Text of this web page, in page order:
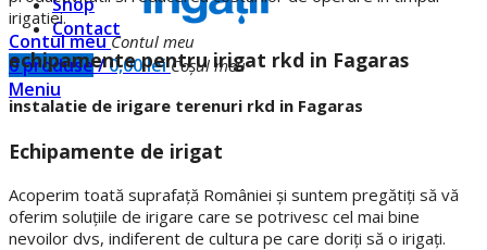
Contul meuContul meu
0produse/0,00lei Coşul meu
Meniu
Contact
irigatiei.
echipamente pentru irigat rkd in Fagaras
instalatie de irigare terenuri rkd in Fagaras
Echipamente de irigat
Acoperim toată suprafață României și suntem pregătiți să vă
oferim soluțiile de irigare care se potrivesc cel mai bine
nevoilor dvs, indiferent de cultura pe care doriți să o irigați.